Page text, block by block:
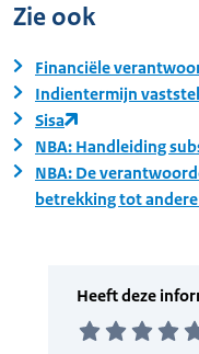
Zie ook
Financiële
Indientermijn
Sisa
NBA: Handleiding
NBA: De
betrekking tot